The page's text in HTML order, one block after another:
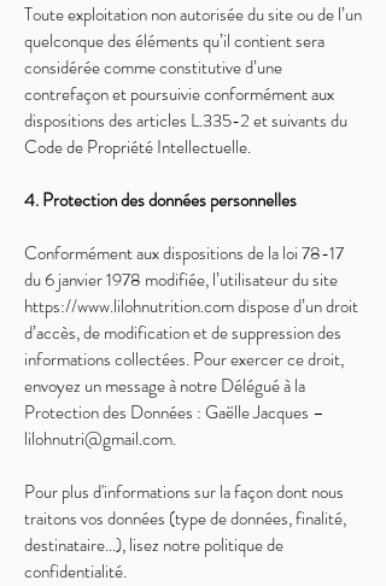
Toute exploitation non autorisée du site ou de l’un
quelconque des éléments qu’il contient sera
considérée comme constitutive d’une
contrefaçon et poursuivie conformément aux
dispositions des articles L.335-2 et suivants du
Code de Propriété Intellectuelle.
4. Protection des données personnelles
Conformément aux dispositions de la loi 78-17
du 6 janvier 1978 modifiée, l’utilisateur du site
https://www.lilohnutrition.comdispose d’un droit
d’accès, de modification et de suppression des
informations collectées. Pour exercer ce droit,
envoyez un message à notre Délégué à la
Protection des Données : Gaëlle Jacques –
lilohnutri@gmail.com.
Pour plus d'informations sur la façon dont nous
traitons vos données (type de données, finalité,
destinataire...), lisez notre politique de
confidentialité.